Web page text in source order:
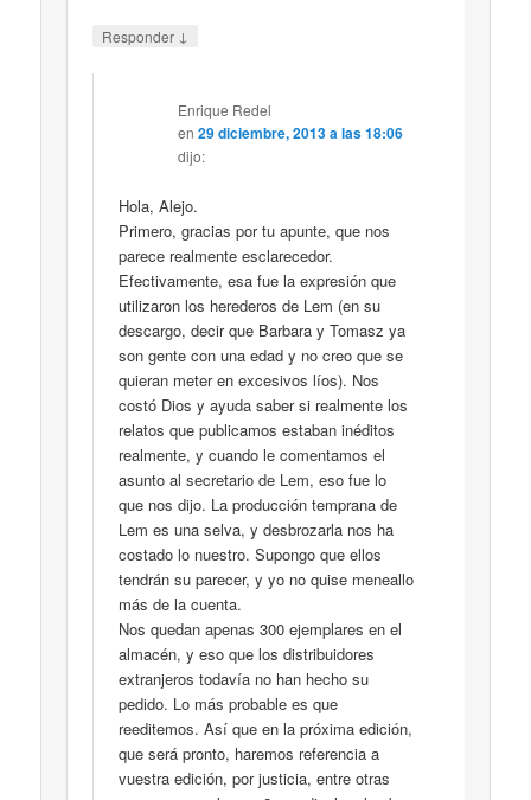
Responder ↓
Enrique Redel
en29 diciembre, 2013 a las 18:06
dijo:
Hola, Alejo.
Primero, gracias por tu apunte, que nos
parece realmente esclarecedor.
Efectivamente, esa fue la expresión que
utilizaron los herederos de Lem (en su
descargo, decir que Barbara y Tomasz ya
son gente con una edad y no creo que se
quieran meter en excesivos líos). Nos
costó Dios y ayuda saber si realmente los
relatos que publicamos estaban inéditos
realmente, y cuando le comentamos el
asunto al secretario de Lem, eso fue lo
que nos dijo. La producción temprana de
Lem es una selva, y desbrozarla nos ha
costado lo nuestro. Supongo que ellos
tendrán su parecer, y yo no quise meneallo
más de la cuenta.
Nos quedan apenas 300 ejemplares en el
almacén, y eso que los distribuidores
extranjeros todavía no han hecho su
pedido. Lo más probable es que
reeditemos. Así que en la próxima edición,
que será pronto, haremos referencia a
vuestra edición, por justicia, entre otras